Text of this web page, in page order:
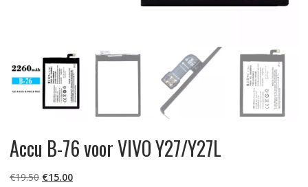
Accu B-76 voor VIVO Y27/Y27L
€19.50 Oorspronkelijke
€15.00Huidige